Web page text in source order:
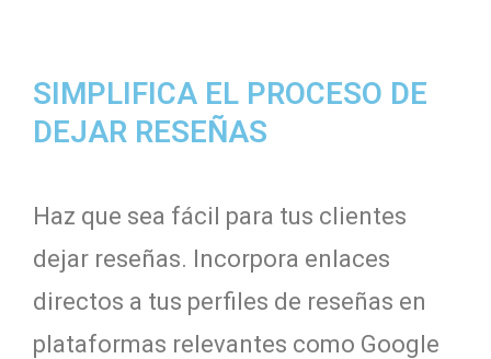
SIMPLIFICA EL PROCESO DE
DEJAR RESEÑAS
Haz que sea fácil para tus clientes
dejar reseñas. Incorpora enlaces
directos a tus perfiles de reseñas en
plataformas relevantes como Google